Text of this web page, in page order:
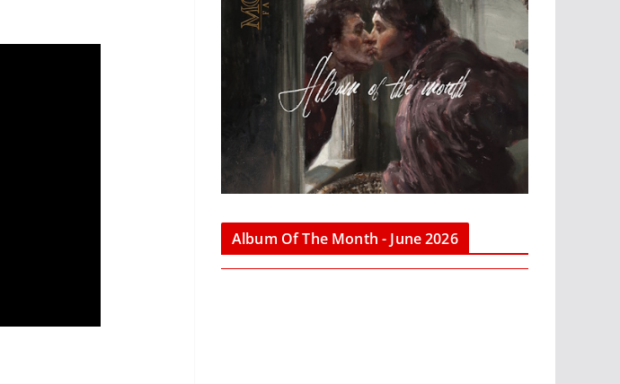
Album Of The Month - June 2026